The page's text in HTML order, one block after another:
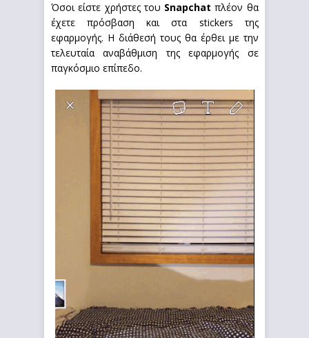
Όσοι είστε χρήστες του Snapchat πλέον θα
έχετε πρόσβαση και στα stickers της
εφαρμογής. Η διάθεσή τους θα έρθει με την
τελευταία αναβάθμιση της εφαρμογής σε
παγκόσμιο επίπεδο.